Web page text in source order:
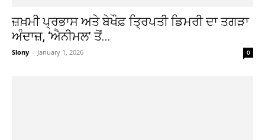
ਜ਼ਖ਼ਮੀ ਪ੍ਰਭਾਸ ਅਤੇ ਬੇਖੌਫ਼ ਤ੍ਰਿਪਤੀ ਡਿਮਰੀ ਦਾ ਤਗੜਾ
ਅੰਦਾਜ਼, ‘ਐਨੀਮਲ’ ਤੋਂ...
Slony - January 1, 2026 0